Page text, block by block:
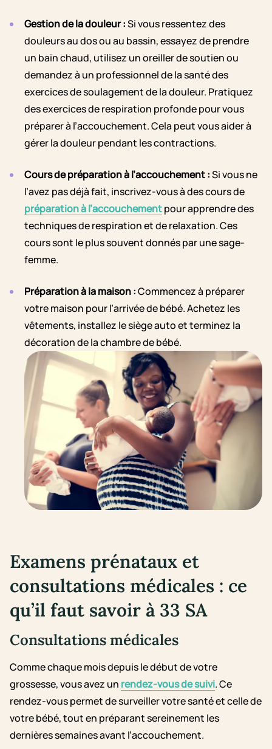
Gestion de la douleur :Si vous ressentez des
douleurs au dos ou au bassin, essayez de prendre
un bain chaud, utilisez un oreiller de soutien ou
demandez à un professionnel de la santé des
exercices de soulagement de la douleur. Pratiquez
des exercices de respiration profonde pour vous
préparer à l’accouchement. Cela peut vous aider à
gérer la douleur pendant les contractions.
Cours de préparation à l’accouchement :Si vous ne
l’avez pas déjà fait, inscrivez-vous à des cours de
préparation à l’accouchementpour apprendre des
techniques de respiration et de relaxation.Ces
cours sont le plus souvent donnés par une sage-
femme.
Préparation à la maison :Commencez à préparer
votre maison pour l’arrivée de bébé. Achetez les
vêtements, installez le siège auto et terminez la
décoration de la chambre de bébé.
Examens prénataux et
consultations médicales : ce
qu’il faut savoir à 33 SA
Consultations médicales
Comme chaque mois depuis le début de votre
grossesse, vous avez un rendez-vous de suivi. Ce
rendez-vous permet de surveiller votre santé et celle de
votre bébé, tout en préparant sereinement les
dernières semaines avant l’accouchement.